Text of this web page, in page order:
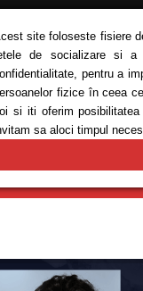
FRUMUSEȚE
site foloseste fisiere
de socializare si a
pentru a
fizice în ceea
si iti oferim
sa aloci timpul